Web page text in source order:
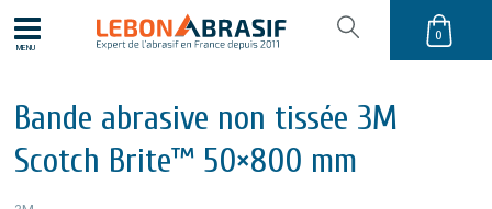
MENU
0
Bande abrasive non tissée 3M
Scotch Brite™ 50×800 mm